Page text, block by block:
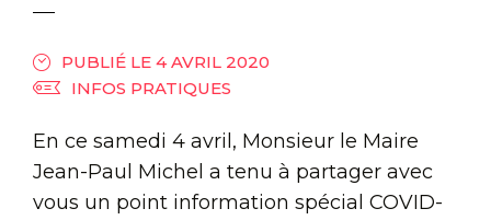
PUBLIÉ LE 4 AVRIL 2020
INFOS PRATIQUES
En ce samedi 4 avril, Monsieur le Maire
Jean-Paul Michel a tenu à partager avec
vous un point information spécial COVID-